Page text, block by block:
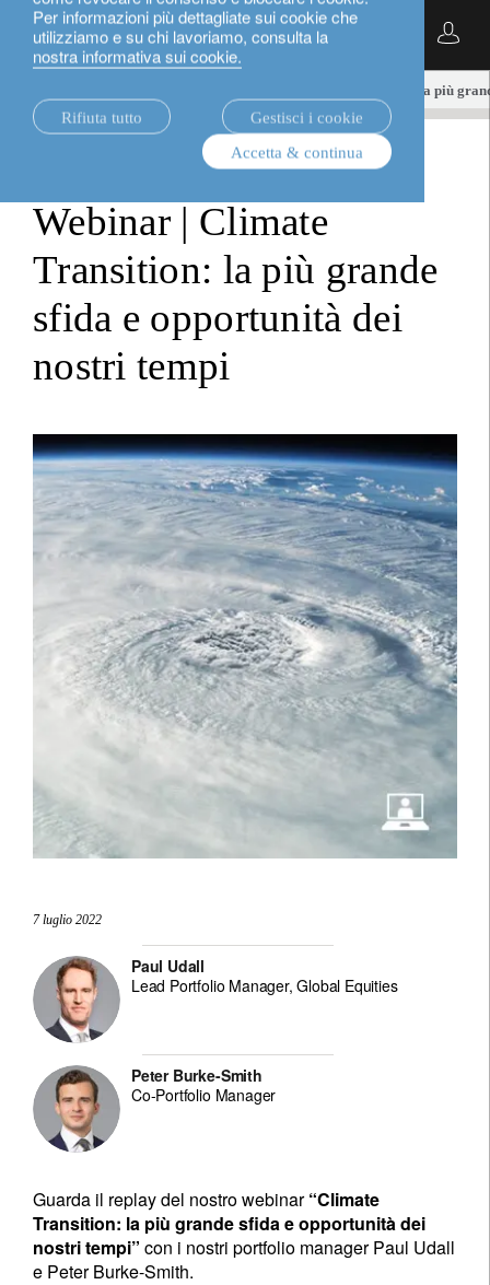
Per informazioni più dettagliate sui cookie che
utilizziamo e su chi lavoriamo, consulta la
nostra informativa sui cookie.
Rifiuta tutto
Gestisci i cookie
Accetta & continua
Italiano
Webinar | Climate Transition: la più
Webinar | Climate
Transition: la più grande
sfida e opportunità dei
nostri tempi
7 luglio 2022
Paul Udall
Lead Portfolio Manager, Global Equities
Peter Burke-Smith
Co-Portfolio Manager
Guarda il replay del nostro webinar“Climate
Transition: la più grande sfida e opportunità dei
nostri tempi” con i nostri portfolio manager Paul Udall
e Peter Burke-Smith.